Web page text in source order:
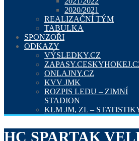
2020/2021
REALIZAČNÍ TÝM
TABULKA
SPONZOŘI
ODKAZY
VÝSLEDKY.CZ
ONLAJNY.CZ
KVV JMK
ROZPIS LEDU – ZIMNÍ
STADION
KLM JM, ZL –
HC SPARTAK